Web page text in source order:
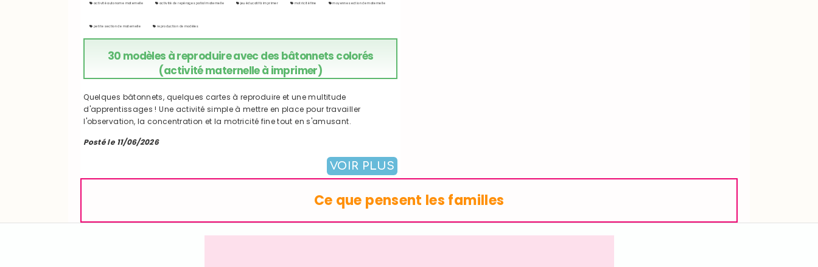
30 modèles à reproduire avec des bâtonnets colorés
(activité maternelle à imprimer)
Quelques bâtonnets, quelques cartes à reproduire et une multitude
d'apprentissages ! Une activité simple à mettre en place pour travailler
l'observation, la concentration et la motricité fine tout en s'amusant.
Posté le 11/06/2026
VOIR PLUS
activité autonome maternelle activité de repérage spatial maternelle jeu éducatif à imprimer motricité fine moyenne section de maternelle
petite section de maternelle reproduction de modèles
Ce que pensent les familles